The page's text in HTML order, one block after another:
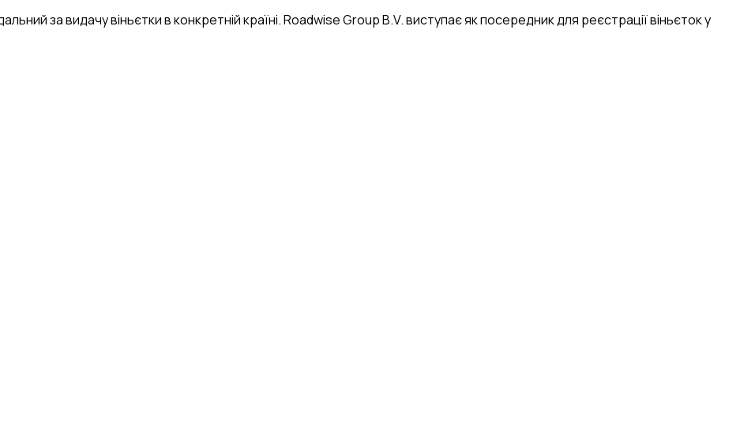
за видачу віньєтки в конкретній країні. Roadwise Group B.V. виступає як посередник для реєстрації віньєток у